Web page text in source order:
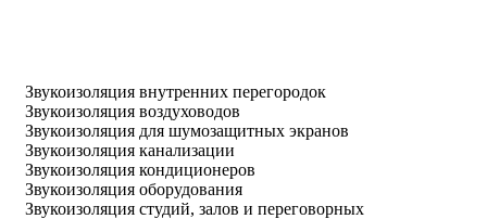
Звукоизоляция внутренних перегородок
Звукоизоляция воздуховодов
Звукоизоляция для шумозащитных экранов
Звукоизоляция канализации
Звукоизоляция кондиционеров
Звукоизоляция оборудования
Звукоизоляция студий, залов и переговорных